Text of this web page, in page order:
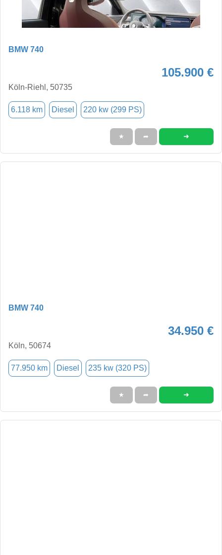
BMW 740
105.900 €
Köln-Riehl, 50735
6.118 km Diesel 220 kw (299 PS)
★ ➦ ➜
BMW 740
34.950 €
Köln, 50674
77.950 km Diesel 235 kw (320 PS)
★ ➦ ➜